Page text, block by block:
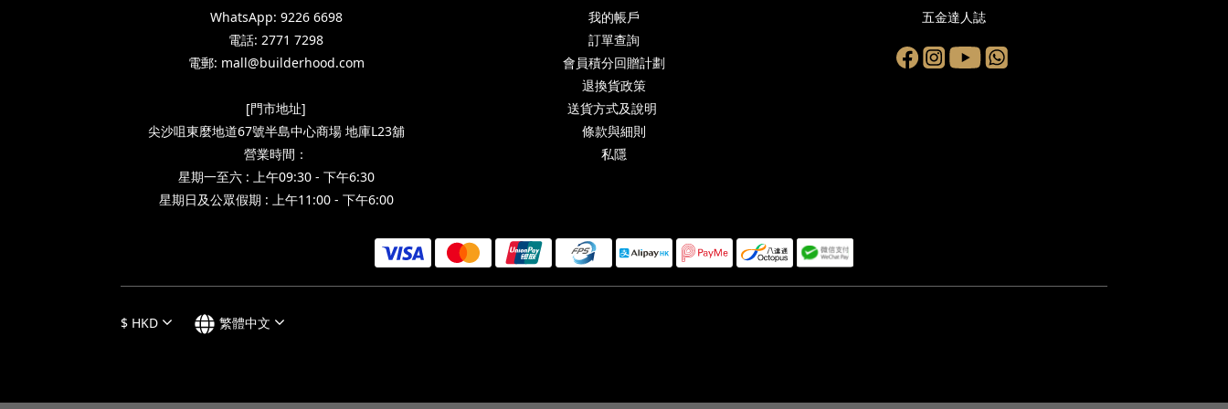
WhatsApp: 9226 6698
電話: 2771 7298
電郵: mall@builderhood.com
[門市地址]
尖沙咀東麼地道67號半島中心商場 地庫L23舖
營業時間：
星期一至六 : 上午09:30 - 下午6:30
星期日及公眾假期 : 上午11:00 - 下午6:00
我的帳戶
訂單查詢
會員積分回贈計劃
退換貨政策
送貨方式及說明
條款與細則
私隱
五金達人誌
$ HKD 繁體中文